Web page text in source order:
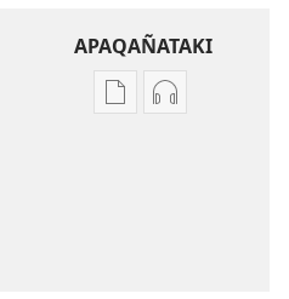
APAQAÑATAKI
Aka
Aka